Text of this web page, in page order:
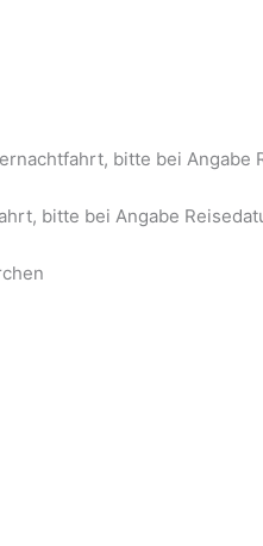
bitte bei Angabe
bitte bei Angabe